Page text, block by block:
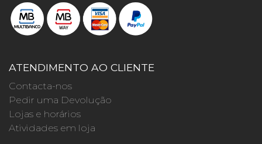
ATENDIMENTO AO CLIENTE
Contacta-nos
Pedir uma Devolução
Lojas e horários
Atividades em loja